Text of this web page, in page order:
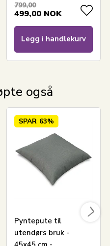
om produktet?
799,00
499,00 NOK
Legg i handlekurv
også
SPAR 63%
Pyntepute til
utendørs bruk -